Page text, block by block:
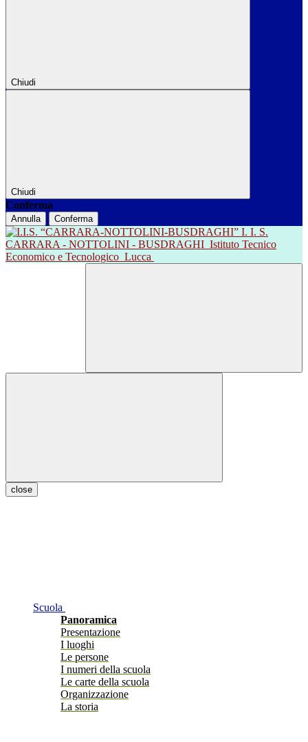
Chiudi
Chiudi
Conferma
Annulla Conferma
I. I. S.
CARRARA - NOTTOLINI - BUSDRAGHI Istituto Tecnico
Economico e Tecnologico Lucca
close
Scuola
Panoramica
Presentazione
I luoghi
Le persone
I numeri della scuola
Le carte della scuola
Organizzazione
La storia